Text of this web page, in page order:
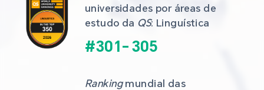
universidades por áreas de
estudo da QS: Linguística
#301- 305
Ranking mundial das